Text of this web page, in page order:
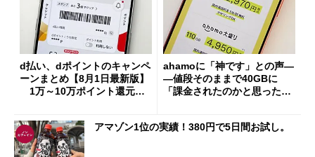
d払い、dポイントのキャンペ
ーンまとめ【8月1日最新版】
1万～10万ポイント還元の
ahamoに「神です」との声―
―値段そのままで40GBに
「課金されたのかと思った」
アマゾン1位の実績！380円で5日間お試し。